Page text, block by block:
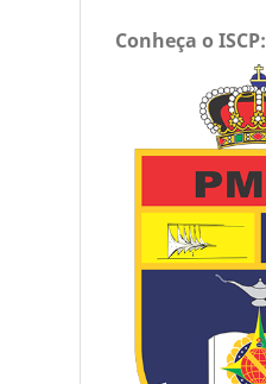
Conheça o ISCP: